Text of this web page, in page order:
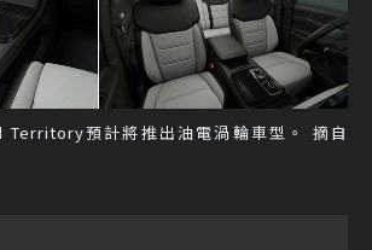
Territory預計將推出油電渦輪車型。 摘自